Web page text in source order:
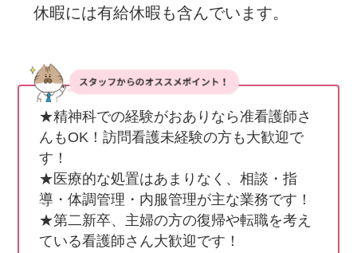
休暇には有給休暇も含んでいます。
★精神科での経験がおありなら准看護師さ
んもOK！訪問看護未経験の方も大歓迎で
す！
★医療的な処置はあまりなく、相談・指
導・体調管理・内服管理が主な業務です！
★第二新卒、主婦の方の復帰や転職を考え
ている看護師さん大歓迎です！